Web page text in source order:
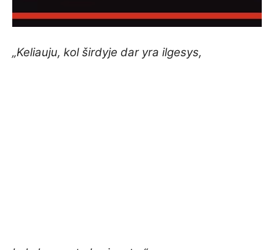
„Keliauju, kol širdyje dar yra ilgesys,